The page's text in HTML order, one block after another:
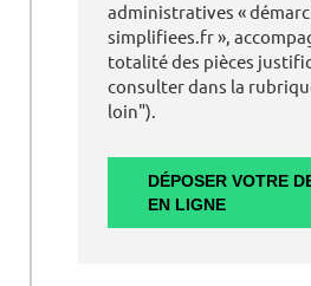
administratives «
simplifiees.fr »,
totalité des pièces
consulter dans la
loin").
DÉPOSER VOTRE
EN LIGNE